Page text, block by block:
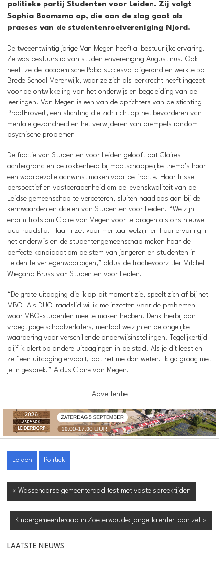
politieke partij Studenten voor Leiden. Zij volgt
Sophia Boomsma op, die aan de slag gaat als
praeses van de studentenroeivereniging Njord.
De tweeëntwintig jarige Van Megen heeft al bestuurlijke ervaring.
Ze was bestuurslid van studentenvereniging Augustinus. Ook
heeft ze de academische Pabo succesvol afgerond en werkte op
Brede School Merenwijk, waar ze zich als leerkracht heeft ingezet
voor de ontwikkeling van het onderwijs en begeleiding van de
leerlingen. Van Megen is een van de oprichters van de stichting
PraatErover!, een stichting die zich richt op het bevorderen van
mentale gezondheid en het verwijderen van drempels rondom
psychische problemen
De fractie van Studenten voor Leiden gelooft dat Claires
achtergrond en betrokkenheid bij maatschappelijke thema’s haar
een waardevolle aanwinst maken voor de fractie. Haar frisse
perspectief en vastberadenheid om de levenskwaliteit van de
Leidse gemeenschap te verbeteren, sluiten naadloos aan bij de
kernwaarden en doelen van Studenten voor Leiden. “We zijn
enorm trots om Claire van Megen voor te dragen als ons nieuwe
duo-raadslid. Haar inzet voor mentaal welzijn en haar ervaring in
het onderwijs en de studentengemeenschap maken haar de
perfecte kandidaat om de stem van jongeren en studenten in
Leiden te vertegenwoordigen,” aldus de fractievoorzitter Mitchell
Wiegand Bruss van Studenten voor Leiden.
“De grote uitdaging die ik op dit moment zie, speelt zich af bij het
MBO. Als DUO-raadslid wil ik me inzetten voor de problemen
waar MBO-studenten mee te maken hebben. Denk hierbij aan
vroegtijdige schoolverlaters, mentaal welzijn en de ongelijke
waardering voor verschillende onderwijsinstellingen. Tegelijkertijd
blijf ik alert op andere uitdagingen in de stad. Als je dit leest en
zelf een uitdaging ervaart, laat het me dan weten. Ik ga graag met
je in gesprek.” Aldus Claire van Megen.
Advertentie
Leiden Politiek
« Wassenaarse gemeenteraad test met vaste spreektijden
Kindergemeenteraad in Zoeterwoude: jonge talenten aan zet »
LAATSTE NIEUWS